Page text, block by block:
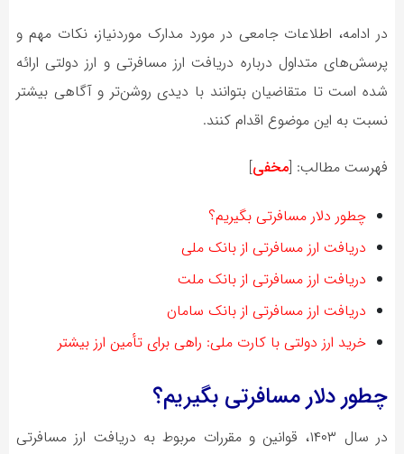
در ادامه، اطلاعات جامعی در مورد مدارک موردنیاز، نکات مهم و
پرسش‌های متداول درباره دریافت ارز مسافرتی و ارز دولتی ارائه
شده است تا متقاضیان بتوانند با دیدی روشن‌تر و آگاهی بیشتر
نسبت به این موضوع اقدام کنند.
فهرست مطالب: [مخفی]
چطور دلار مسافرتی بگیریم؟
دریافت ارز مسافرتی از بانک ملی
دریافت ارز مسافرتی از بانک ملت
دریافت ارز مسافرتی از بانک سامان
خرید ارز دولتی با کارت ملی: راهی برای تأمین ارز بیشتر
چطور دلار مسافرتی بگیریم؟
در سال ۱۴۰۳، قوانین و مقررات مربوط به دریافت ارز مسافرتی